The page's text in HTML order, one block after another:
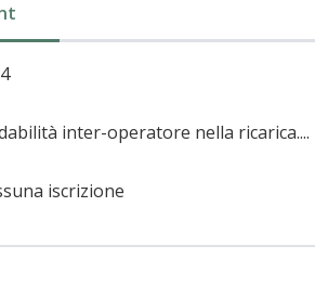
inter-operatore nella ricarica....
iscrizione